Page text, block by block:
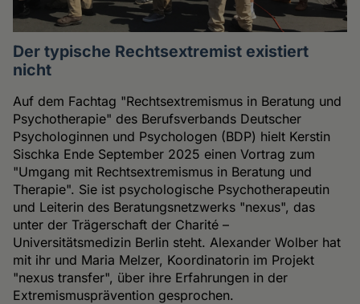
Der typische Rechtsextremist existiert
nicht
Auf dem Fachtag "Rechtsextremismus in Beratung und
Psychotherapie" des Berufsverbands Deutscher
Psychologinnen und Psychologen (BDP) hielt Kerstin
Sischka Ende September 2025 einen Vortrag zum
"Umgang mit Rechtsextremismus in Beratung und
Therapie". Sie ist psychologische Psychotherapeutin
und Leiterin des Beratungsnetzwerks "nexus", das
unter der Trägerschaft der Charité –
Universitätsmedizin Berlin steht. Alexander Wolber hat
mit ihr und Maria Melzer, Koordinatorin im Projekt
"nexus transfer", über ihre Erfahrungen in der
Extremismusprävention gesprochen.